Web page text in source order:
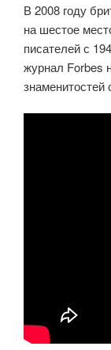
В 2008 году
на шестое
писателей с
журнал Forbes